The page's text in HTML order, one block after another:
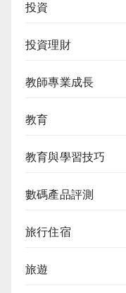
投資
投資理財
教師專業成長
教育
教育與學習技巧
數碼產品評測
旅行住宿
旅遊